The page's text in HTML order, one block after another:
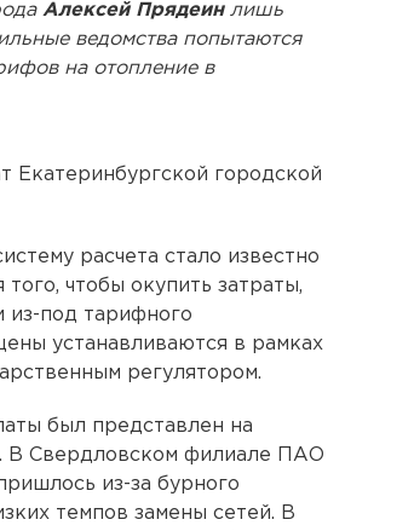
Алексей Прядеинлишь
ведомства попытаются
на отопление в
Екатеринбургской городской
расчета стало известно
чтобы окупить затраты,
из-под тарифного
устанавливаются в рамках
регулятором.
был представлен на
В Свердловском филиале ПАО
из-за бурного
темпов замены сетей. В